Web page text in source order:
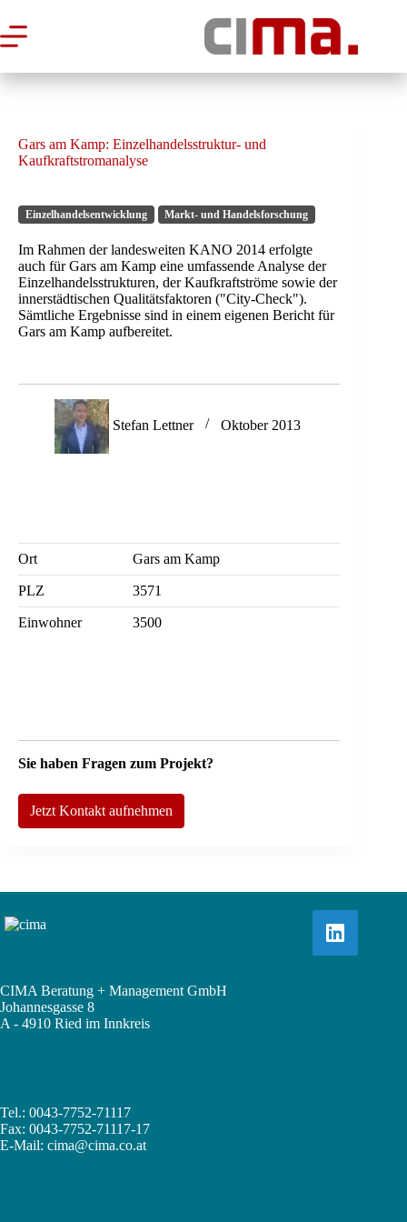
Inhalt
springen
Gars am Kamp: Einzelhandelsstruktur- und
Kaufkraftstromanalyse
Einzelhandelsentwicklung Markt- und Handelsforschung
Im Rahmen der landesweiten KANO 2014 erfolgte
auch für Gars am Kamp eine umfassende Analyse der
Einzelhandelsstrukturen, der Kaufkraftströme sowie der
innerstädtischen Qualitätsfaktoren ("City-Check").
Sämtliche Ergebnisse sind in einem eigenen Bericht für
Gars am Kamp aufbereitet.
Stefan Lettner Oktober 2013
Ort Gars am Kamp
PLZ 3571
Einwohner 3500
Sie haben Fragen zum Projekt?
Jetzt Kontakt aufnehmen
CIMA Beratung + Management GmbH
Johannesgasse 8
A - 4910 Ried im Innkreis
Tel.: 0043-7752-71117
Fax: 0043-7752-71117-17
E-Mail: cima@cima.co.at